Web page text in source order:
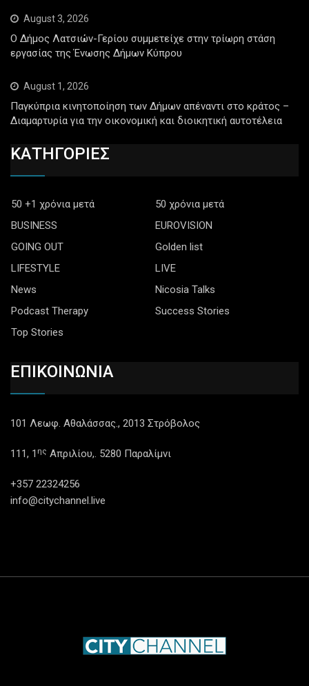
August 3, 2026
Ο Δήμος Λατσιών-Γερίου συμμετείχε στην τρίωρη στάση
εργασίας της Ένωσης Δήμων Κύπρου
August 1, 2026
Παγκύπρια κινητοποίηση των Δήμων απέναντι στο κράτος –
Διαμαρτυρία για την οικονομική και διοικητική αυτοτέλεια
ΚΑΤΗΓΟΡΙΕΣ
50 +1 χρόνια μετά
50 χρόνια μετά
BUSINESS
EUROVISION
GOING OUT
Golden list
LIFESTYLE
LIVE
News
Nicosia Talks
Podcast Therapy
Success Stories
Top Stories
ΕΠΙΚΟΙΝΩΝΙΑ
101 Λεωφ. Αθαλάσσας., 2013 Στρόβολος
111, 1 ης Απριλίου,. 5280 Παραλίμνι
+357 22324256
info@citychannel.live